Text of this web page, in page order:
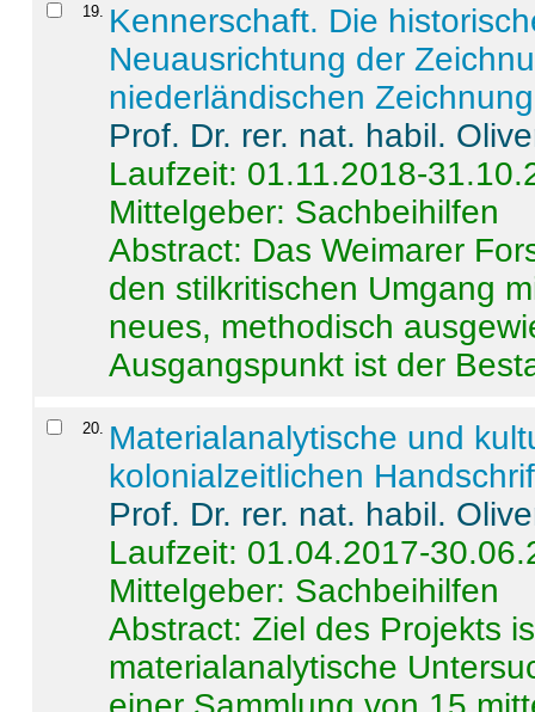
19
Kennerschaft. Die
Neuausrichtung der
niederländischen
Prof. Dr. rer. nat. habil.
Laufzeit: 01.11.2018-
Mittelgeber: Sachbeihilfen
Abstract: Das Weimarer
den stilkritischen Umgang
neues, methodisch
Ausgangspunkt ist der
20
Materialanalytische und
kolonialzeitlichen
Prof. Dr. rer. nat. habil.
Laufzeit: 01.04.2017-
Mittelgeber: Sachbeihilfen
Abstract:Ziel des Projekts
materialanalytische